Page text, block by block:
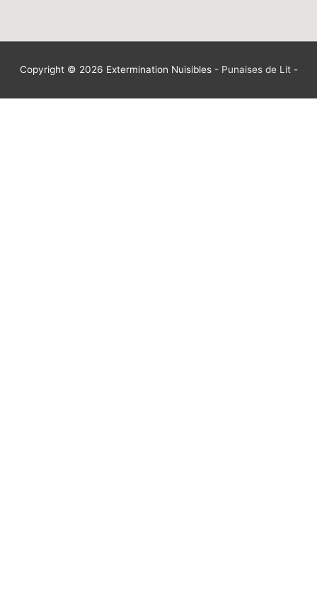
Copyright © 2026 Extermination Nuisibles- Punaises de Lit-